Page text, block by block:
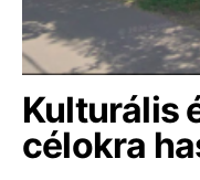
Kulturális
célokra